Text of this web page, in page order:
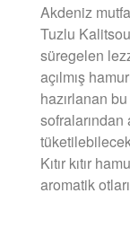
Akdeniz
Tuzlu
süregelen
açılmış
hazırlanan
Kıtır kıtır
aromatik